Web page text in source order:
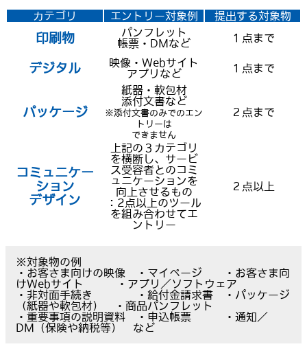
カテゴリ エントリー対象例 提出する対象物
印刷物
パンフレット
帳票・DMなど
１点まで
デジタル
映像・Webサイト
アプリなど
１点まで
パッケージ
紙器・軟包材
添付文書など
※添付文書のみでのエン
トリーは
できません
２点まで
コミュニケー
ション
デザイン
上記の３カテゴリ
を横断し、サービ
ス受容者とのコミ
ュニケーションを
向上させるもの
：2点以上のツール
を組み合わせてエ
ントリー
２点以上
※対象物の例
・お客さま向けの映像 ・マイページ ・お客さま向
けWebサイト ・アプリ／ソフトウェア
・非対面手続き ・給付金請求書 ・パッケージ
（紙器や軟包材） ・商品パンフレット
・重要事項の説明資料 ・申込帳票 ・通知／
DM（保険や納税等） など